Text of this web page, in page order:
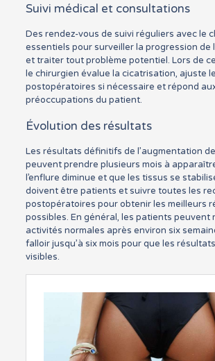
Suivi médical et consultations
Des rendez-vous de suivi réguliers avec le
essentiels pour surveiller la progression de
et traiter tout problème potentiel. Lors de
le chirurgien évalue la cicatrisation, ajuste
postopératoires si nécessaire et répond
préoccupations du patient.
Évolution des résultats
Les résultats définitifs de l’augmentation
peuvent prendre plusieurs mois à
l’enflure diminue et que les tissus se
doivent être patients et suivre toutes les
postopératoires pour obtenir les meilleurs
possibles. En général, les patients peuvent
activités normales après environ six
falloir jusqu’à six mois pour que les
visibles.